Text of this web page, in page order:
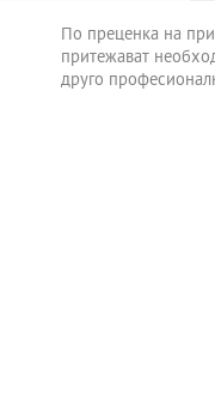
По преценка на
притежават
друго